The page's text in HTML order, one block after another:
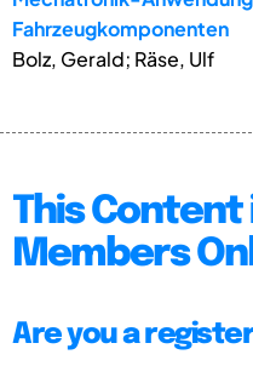
Fahrzeugkomponenten
Bolz, Gerald; Räse, Ulf
This Content
Members
Are you a